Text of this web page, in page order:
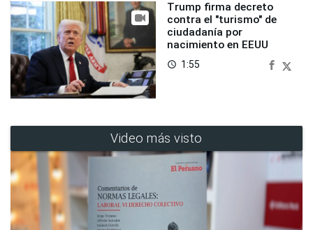
Trump firma decreto
contra el "turismo" de
ciudadanía por
nacimiento en EEUU
access_time 1:55
Video más visto